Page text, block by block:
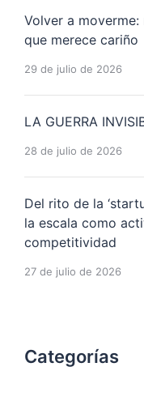
Volver a
que merece cariño
29 de julio de 2026
LA GUERRA
28 de julio de 2026
Del rito de la
la escala como
competitividad
27 de julio de 2026
Categorías